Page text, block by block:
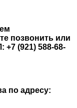
позвонить или
(921) 588-68-
по адресу: